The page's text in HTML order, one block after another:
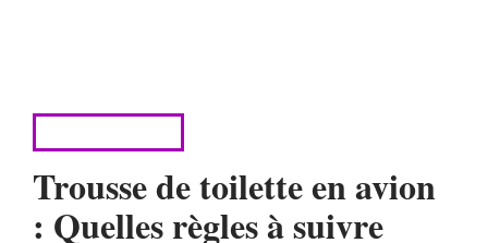
Trousse de toilette en avion
: Quelles règles à suivre